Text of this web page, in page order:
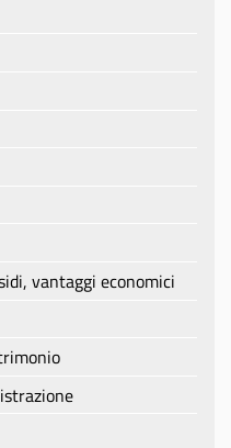
vantaggi economici